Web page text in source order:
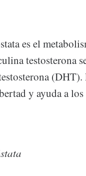
es el
testosterona
y ayuda a